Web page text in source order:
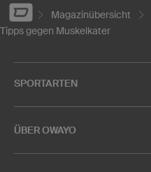
Magazinübersicht
Tipps gegen Muskelkater
SPORTARTEN
ÜBER OWAYO